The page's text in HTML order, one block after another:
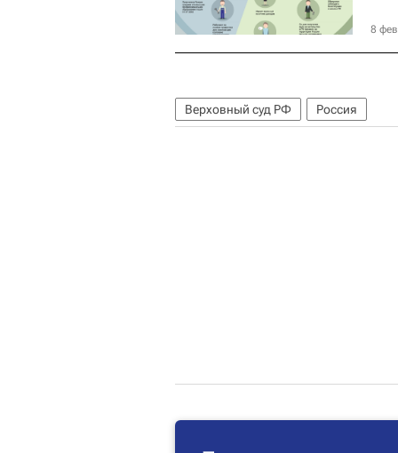
8
Верховный суд РФ Россия